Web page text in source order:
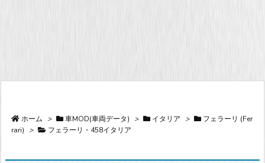
ホーム > 車MOD(車両データ) > イタリア >
フェラーリ (Fer
rari)
> フェラーリ・458イタリア